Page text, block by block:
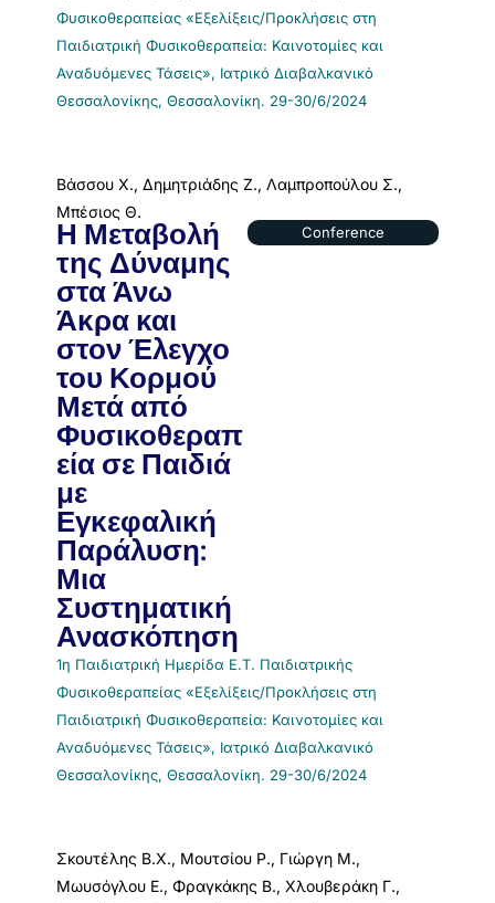
Φυσικοθεραπείας «Εξελίξεις/Προκλήσεις στη
Παιδιατρική Φυσικοθεραπεία: Καινοτομίες και
Αναδυόμενες Τάσεις», Ιατρικό Διαβαλκανικό
Θεσσαλονίκης, Θεσσαλονίκη. 29-30/6/2024
Βάσσου Χ., Δημητριάδης Ζ., Λαμπροπούλου Σ.,
Μπέσιος Θ.
Η Μεταβολή
της Δύναμης
στα Άνω
Άκρα και
στον Έλεγχο
του Κορμού
Μετά από
Φυσικοθεραπ
εία σε Παιδιά
με
Εγκεφαλική
Παράλυση:
Μια
Συστηματική
Ανασκόπηση
Conference
1η Παιδιατρική Ημερίδα Ε.Τ. Παιδιατρικής
Φυσικοθεραπείας «Εξελίξεις/Προκλήσεις στη
Παιδιατρική Φυσικοθεραπεία: Καινοτομίες και
Αναδυόμενες Τάσεις», Ιατρικό Διαβαλκανικό
Θεσσαλονίκης, Θεσσαλονίκη. 29-30/6/2024
Σκουτέλης Β.Χ., Μουτσίου Ρ., Γιώργη Μ.,
Μωυσόγλου Ε., Φραγκάκης Β., Χλουβεράκη Γ.,